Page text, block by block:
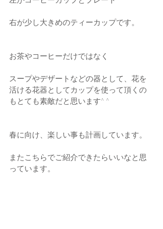
右が少し大きめのティーカップです。
お茶やコーヒーだけではなく
スープやデザートなどの器として、花を
活ける花器としてカップを使って頂くの
もとても素敵だと思います^ ^
春に向け、楽しい事も計画しています。
またこちらでご紹介できたらいいなと思
っています。